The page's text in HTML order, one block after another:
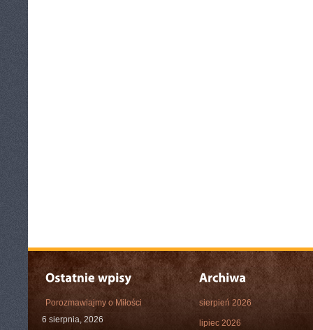
Porozmawiajmy o Miłości
6 sierpnia, 2026
sierpień 2026
lipiec 2026